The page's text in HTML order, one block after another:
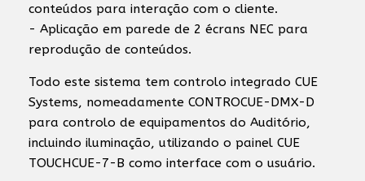
conteúdos para interação com o cliente.
- Aplicação em parede de 2 écrans NEC para
reprodução de conteúdos.
Todo este sistema tem controlo integrado CUE
Systems, nomeadamente CONTROCUE-DMX-D
para controlo de equipamentos do Auditório,
incluindo iluminação, utilizando o painel CUE
TOUCHCUE-7-B como interface com o usuário.